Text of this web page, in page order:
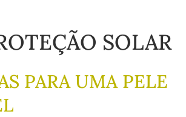
SOLAR
PARA UMA PELE